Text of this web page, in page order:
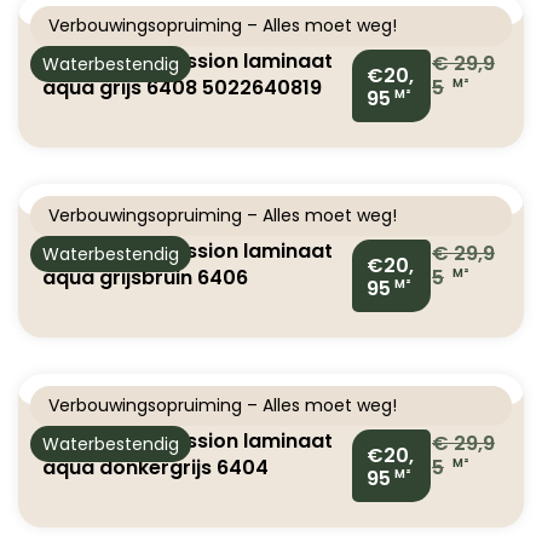
Verbouwingsopruiming – Alles moet weg!
Waterbestendig
Ambiant Expression laminaat
aqua grijs 6408 5022640819
€20,
95 M²
€29,9
5 M²
Verbouwingsopruiming – Alles moet weg!
Waterbestendig
Ambiant Expression laminaat
aqua grijsbruin 6406
€20,
95 M²
€29,9
5 M²
Verbouwingsopruiming – Alles moet weg!
Waterbestendig
Ambiant Expression laminaat
aqua donkergrijs 6404
€20,
95 M²
€29,9
5 M²